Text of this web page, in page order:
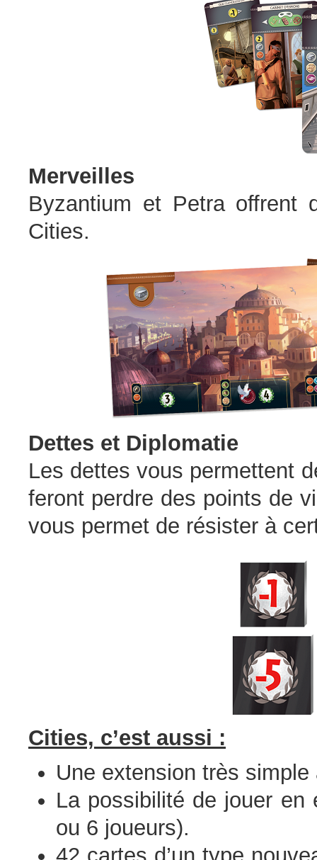
Merveilles
Byzantium et Petra offrent
Cities.
Dettes et Diplomatie
Les dettes vous permettent
feront perdre des points de
vous permet de résister à
Cities, c’est aussi :
Une extension très
La possibilité de jouer
ou 6 joueurs).
42 cartes d’un type